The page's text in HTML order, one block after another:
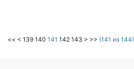
<< < 139 140 141 142 143 > >> (141 из 144)